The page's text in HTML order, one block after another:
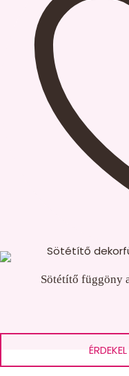
Termékkategóriák
Válassz baby
Darázsszövet
közül* termék
Méret termék
Sötétítő függöny
ÉRDEKEL